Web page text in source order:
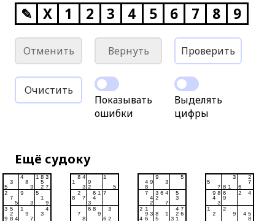
✎ X 1 2 3 4 5 6 7 8 9
Отменить Вернуть Проверить
Очистить
Показывать
ошибки
Выделять
цифры
Ещё судоку